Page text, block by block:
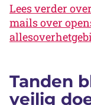
Lees verder
mails over
Tanden
veilig